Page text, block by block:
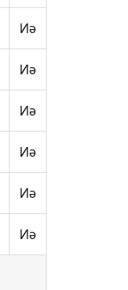
Иә
Иә
Иә
Иә
Иә
Иә